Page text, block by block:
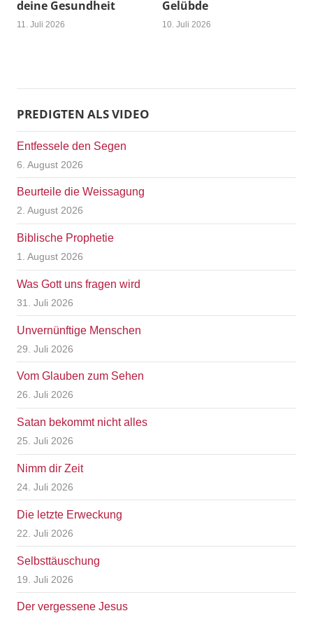
deine Gesundheit
11. Juli 2026
Gelübde
10. Juli 2026
PREDIGTEN ALS VIDEO
Entfessele den Segen
6. August 2026
Beurteile die Weissagung
2. August 2026
Biblische Prophetie
1. August 2026
Was Gott uns fragen wird
31. Juli 2026
Unvernünftige Menschen
29. Juli 2026
Vom Glauben zum Sehen
26. Juli 2026
Satan bekommt nicht alles
25. Juli 2026
Nimm dir Zeit
24. Juli 2026
Die letzte Erweckung
22. Juli 2026
Selbsttäuschung
19. Juli 2026
Der vergessene Jesus